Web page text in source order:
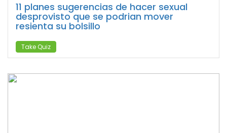
11 planes sugerencias de hacer sexual
desprovisto que se podrian mover
resienta su bolsillo
Take Quiz